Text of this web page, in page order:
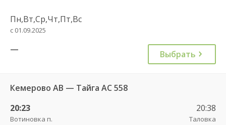
Пн,Вт,Ср,Чт,Пт,Вс
с 01.09.2025
— Выбрать
Кемерово АВ — Тайга АС 558
20:23
Вотиновка п.
20:38
Таловка